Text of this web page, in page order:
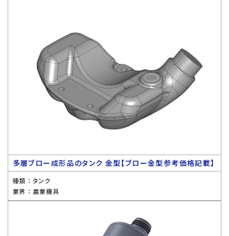
多層ブロー成形品のタンク 金型【ブロー金型参考価格記載】
種類 ： タンク
業界 ： 農業機具